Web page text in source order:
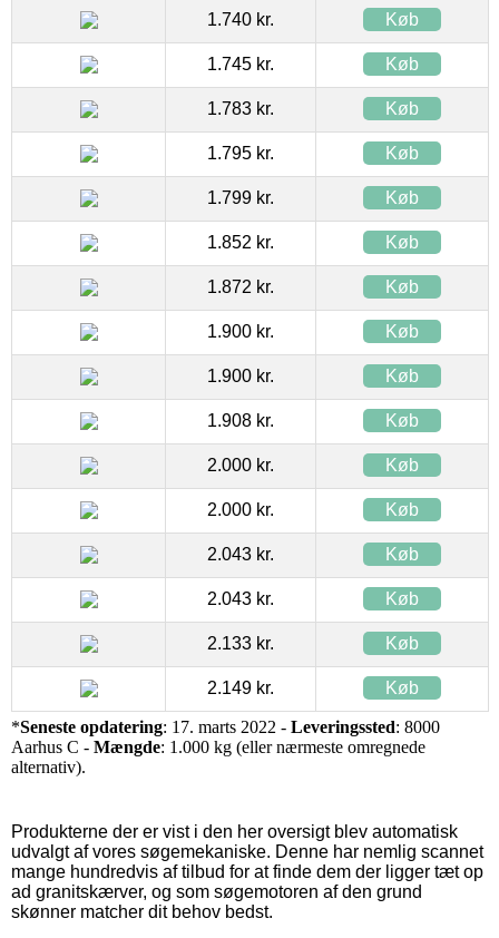
1.740 kr. Køb
1.745 kr. Køb
1.783 kr. Køb
1.795 kr. Køb
1.799 kr. Køb
1.852 kr. Køb
1.872 kr. Køb
1.900 kr. Køb
1.900 kr. Køb
1.908 kr. Køb
2.000 kr. Køb
2.000 kr. Køb
2.043 kr. Køb
2.043 kr. Køb
2.133 kr. Køb
2.149 kr. Køb
*Seneste opdatering: 17. marts 2022 - Leveringssted: 8000
Aarhus C - Mængde: 1.000 kg (eller nærmeste omregnede
alternativ).
Produkterne der er vist i den her oversigt blev automatisk
udvalgt af vores søgemekaniske. Denne har nemlig scannet
mange hundredvis af tilbud for at finde dem der ligger tæt op
ad granitskærver, og som søgemotoren af den grund
skønner matcher dit behov bedst.